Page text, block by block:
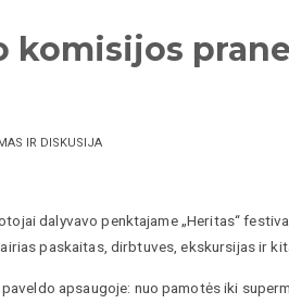
komisijos
IR DISKUSIJA
dalyvavo penktajame „Heritas“
paskaitas, dirbtuves, ekskursijas ir
apsaugoje: nuo pamotės iki